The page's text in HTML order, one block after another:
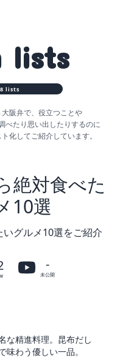
lists
lists
阪弁で、役立つことや
べたり思い出したりするのに
化してご紹介しています。
絶対食べた
10選
グルメ10選をご紹介
-
未公開
な精進料理。昆布だし
味わう優しい一品。